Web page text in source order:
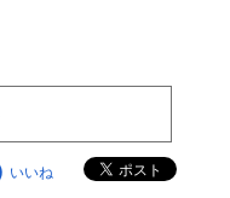
いいね